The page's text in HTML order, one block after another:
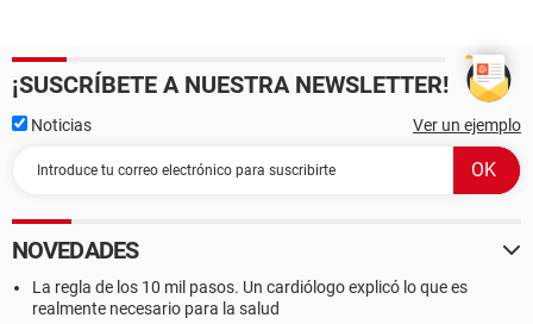
¡SUSCRÍBETE A NUESTRA NEWSLETTER!
Noticias Ver un ejemplo
NOVEDADES
La regla de los 10 mil pasos. Un cardiólogo explicó lo que es
realmente necesario para la salud